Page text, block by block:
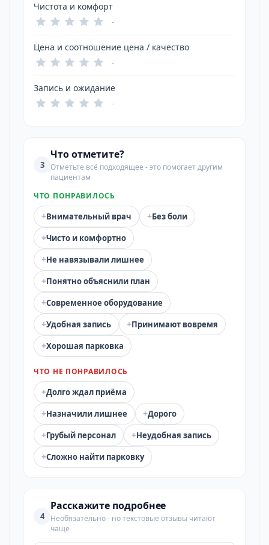
Чистота и комфорт
-
Цена и соотношение цена / качество
-
Запись и ожидание
-
3
Что отметите?
Отметьте всё подходящее - это помогает другим
пациентам
ЧТО ПОНРАВИЛОСЬ
+Внимательный врач +Без боли
+Чисто и комфортно
+Не навязывали лишнее
+Понятно объяснили план
+Современное оборудование
+Удобная запись +Принимают вовремя
+Хорошая парковка
ЧТО НЕ ПОНРАВИЛОСЬ
+Долго ждал приёма
+Назначили лишнее +Дорого
+Грубый персонал +Неудобная запись
+Сложно найти парковку
4
Расскажите подробнее
Необязательно - но текстовые отзывы читают
чаще